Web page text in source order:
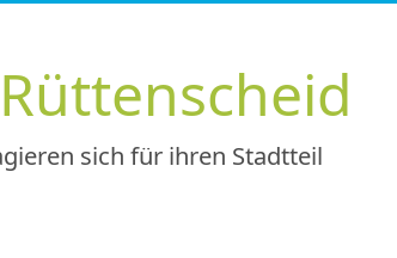
sich für ihren Stadtteil